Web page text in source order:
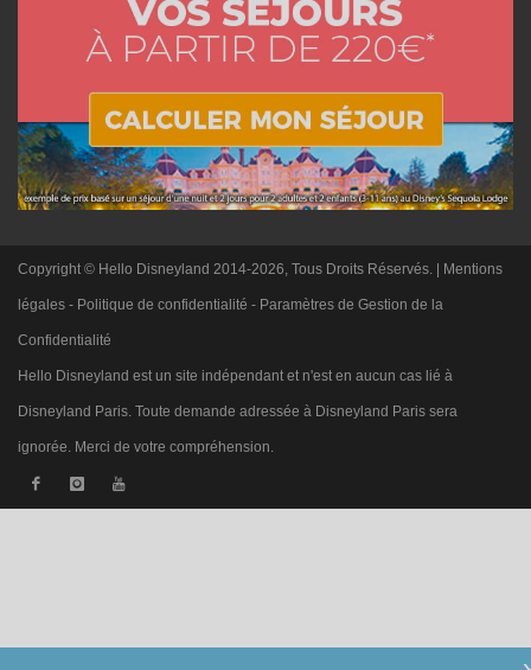
Copyright © Hello Disneyland 2014-2026, Tous Droits Réservés. | Mentions
légales - Politique de confidentialité - Paramètres de Gestion de la
Confidentialité
Hello Disneyland est un site indépendant et n'est en aucun cas lié à
Disneyland Paris. Toute demande adressée à Disneyland Paris sera
ignorée. Merci de votre compréhension.